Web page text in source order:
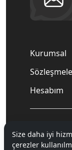
Kurumsal
Hesabım
©
Size daha iyi
çerezler